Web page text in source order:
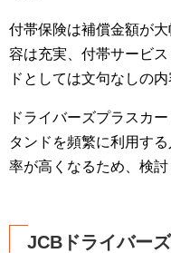
付帯保険は補償金額が
容は充実、付帯サービ
ドとしては文句なしの
ドライバーズプラスカ
タンドを頻繁に利用す
率が高くなるため、検討
JCBドライバー